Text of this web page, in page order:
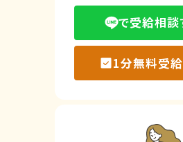
Q&A・相談事例
で受給相談
1分無料受